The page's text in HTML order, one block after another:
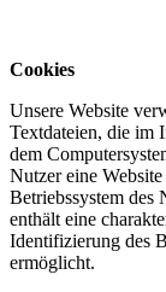
Cookies
Unsere Website
Textdateien, die im
dem
Nutzer eine
Betriebssystem des
enthält eine
Identifizierung des
ermöglicht.